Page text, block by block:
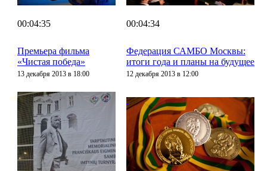
00:04:35
Премьера фильма
«Чистая победа»
13 декабря 2013 в 18:00
00:04:34
Федерация САМБО Москвы:
итоги года и планы на будущее
12 декабря 2013 в 12:00